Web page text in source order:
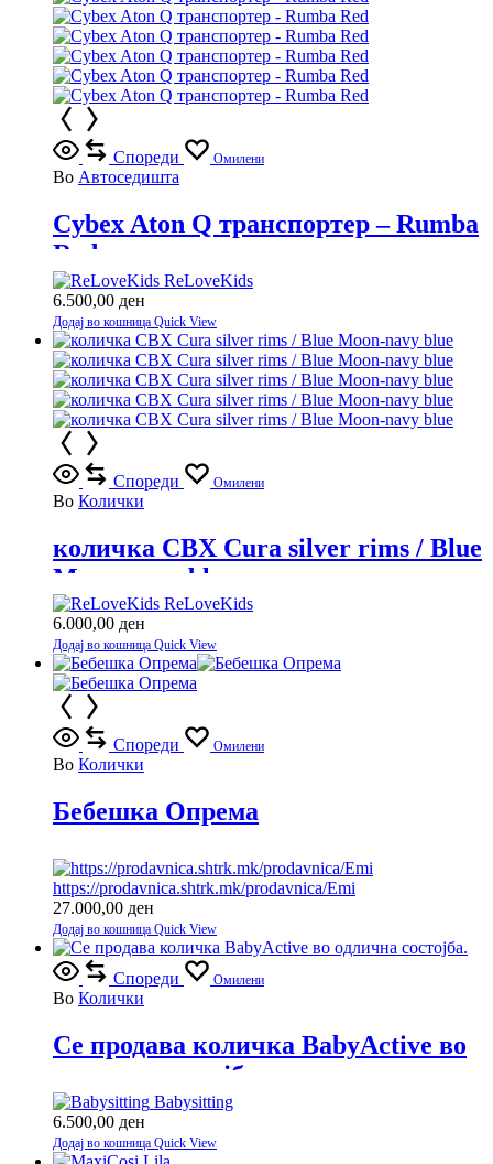
Спореди Омилени
Во Автоседишта
Cybex Aton Q транспортер – Rumba
Red
ReLoveKids
6.500,00 ден
Додај во кошница Quick View
Спореди Омилени
Во Колички
количка CBX Cura silver rims / Blue
Moon-navy blue
ReLoveKids
6.000,00 ден
Додај во кошница Quick View
Спореди Омилени
Во Колички
Бебешка Опрема
https://prodavnica.shtrk.mk/prodavnica/Emi
27.000,00 ден
Додај во кошница Quick View
Спореди Омилени
Во Колички
Се продава количка BabyActive во
одлична состојба.
Babysitting
6.500,00 ден
Додај во кошница Quick View